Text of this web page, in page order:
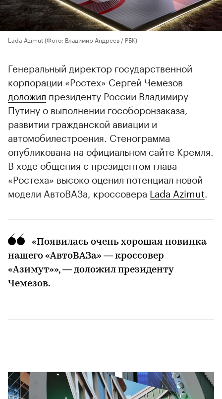
Lada Azimut(Фото: Владимир Андреев / РБК)
Генеральный директор государственной
корпорации «Ростех» Сергей Чемезов
доложил президенту России Владимиру
Путину о выполнении гособоронзаказа,
развитии гражданской авиации и
автомобилестроения. Стенограмма
опубликована на официальном сайте Кремля.
В ходе общения с президентом глава
«Ростеха» высоко оценил потенциал новой
модели АвтоВАЗа, кроссовера Lada Azimut
«Появилась очень хорошая новинка
нашего «АвтоВАЗа» — кроссовер
«Азимут»», — доложил президенту
Чемезов.